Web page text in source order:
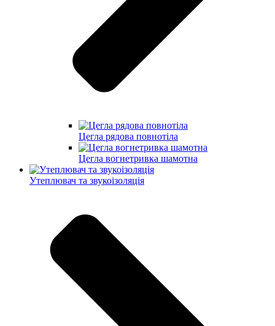
Цегла рядова повнотіла
Цегла вогнетривка шамотна
Утеплювач та звукоізоляція